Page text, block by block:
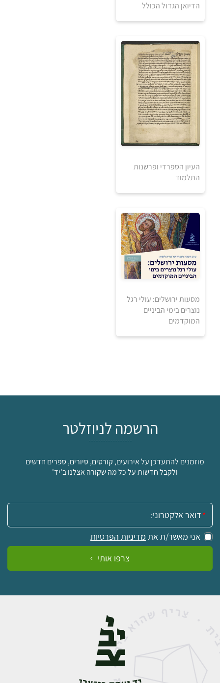
0
₪
למידע ולרכישה
הדיואן הגדול הכולל
0
₪
למידע ולרכישה
העיון הספרדי ופרשנות
התלמוד
5
למידע ולרכישה
מסעות ירושלים: עולי רגל
נוצרים בימי הביניים
המוקדמים
הרשמה לניוזלטר
מוזמנים להתעדכן על אירועים, קורסים, סיורים, ספרים חדשים
ולקבל חדשות על כל מה שקורה אצלנו ב'יד'
אימייל:
אני מאשר/ת את מדיניות הפרטיות
צרפו אותי